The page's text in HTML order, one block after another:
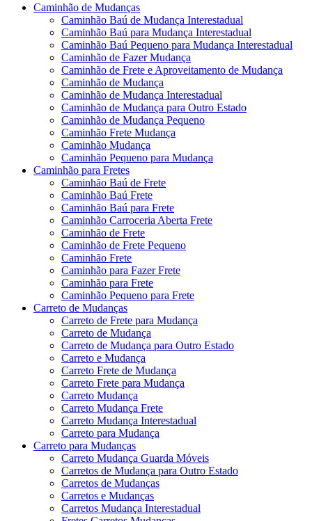
Caminhão de Mudanças
Caminhão Baú de Mudança Interestadual
Caminhão Baú para Mudança Interestadual
Caminhão Baú Pequeno para Mudança Interestadual
Caminhão de Fazer Mudança
Caminhão de Frete e Aproveitamento de Mudança
Caminhão de Mudança
Caminhão de Mudança Interestadual
Caminhão de Mudança para Outro Estado
Caminhão de Mudança Pequeno
Caminhão Frete Mudança
Caminhão Mudança
Caminhão Pequeno para Mudança
Caminhão para Fretes
Caminhão Baú de Frete
Caminhão Baú Frete
Caminhão Baú para Frete
Caminhão Carroceria Aberta Frete
Caminhão de Frete
Caminhão de Frete Pequeno
Caminhão Frete
Caminhão para Fazer Frete
Caminhão para Frete
Caminhão Pequeno para Frete
Carreto de Mudanças
Carreto de Frete para Mudança
Carreto de Mudança
Carreto de Mudança para Outro Estado
Carreto e Mudança
Carreto Frete de Mudança
Carreto Frete para Mudança
Carreto Mudança
Carreto Mudança Frete
Carreto Mudança Interestadual
Carreto para Mudança
Carreto para Mudanças
Carreto Mudança Guarda Móveis
Carretos de Mudança para Outro Estado
Carretos de Mudanças
Carretos e Mudanças
Carretos Mudança Interestadual